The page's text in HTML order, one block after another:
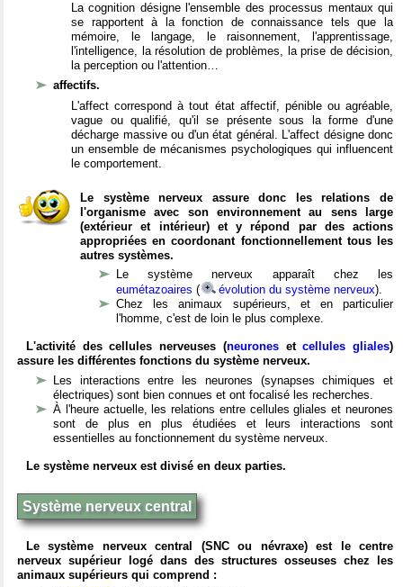
La cognition désigne l'ensemble des processus mentaux qui
se rapportent à la fonction de connaissance tels que la
mémoire, le langage, le raisonnement, l'apprentissage,
l'intelligence, la résolution de problèmes, la prise de décision,
la perception ou l'attention…
affectifs.
L'affect correspond à tout état affectif, pénible ou agréable,
vague ou qualifié, qu'il se présente sous la forme d'une
décharge massive ou d'un état général. L'affect désigne donc
un ensemble de mécanismes psychologiques qui influencent
le comportement.
Le système nerveux assure donc les relations de
l'organisme avec son environnement au sens large
(extérieur et intérieur) et y répond par des actions
appropriées en coordonant fonctionnellement tous les
autres systèmes.
Le système nerveux apparaît chez les
eumétazoaires ( évolution du système nerveux).
Chez les animaux supérieurs, et en particulier
l'homme, c'est de loin le plus complexe.
L'activité des cellules nerveuses (neuronesetcellules gliales)
assure les différentes fonctions du système nerveux.
Les interactions entre les neurones (synapses chimiques et
électriques) sont bien connues et ont focalisé les recherches.
À l'heure actuelle, les relations entre cellules gliales et neurones
sont de plus en plus étudiées et leurs interactions sont
essentielles au fonctionnement du système nerveux.
Le système nerveux est divisé en deux parties.
Système nerveux central
Le système nerveux central (SNC ou névraxe) est le centre
nerveux supérieur logé dans des structures osseuses chez les
animaux supérieurs qui comprend :